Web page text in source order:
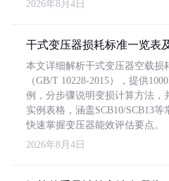
2026年8月4日
干式变压器损耗标准一览表
本文详细解析干式变压器空载损
（GB/T 10228-2015），提供
例，分步骤说明变损计算方法，
实例表格，涵盖SCB10/SCB13
快速掌握变压器能效评估要点。
2026年8月4日